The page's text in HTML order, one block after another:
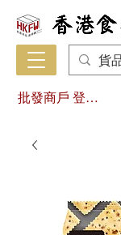
批發商戶 登入/註冊